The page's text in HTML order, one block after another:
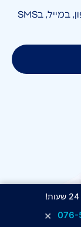
אני מאשר/ת קבלת חומר פרסומי בטלפון, במייל, בSMS
076-
×